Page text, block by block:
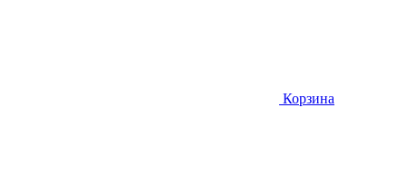
Корзина